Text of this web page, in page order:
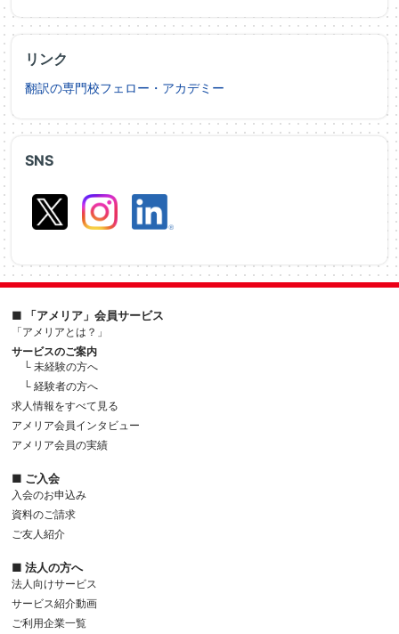
SNS
リンク
翻訳の専門校フェロー・アカデミー
■ 「アメリア」会員サービス
「アメリアとは？」
サービスのご案内
└ 未経験の方へ
└ 経験者の方へ
求人情報をすべて見る
アメリア会員インタビュー
アメリア会員の実績
■ ご入会
入会のお申込み
資料のご請求
ご友人紹介
■ 法人の方へ
法人向けサービス
サービス紹介動画
ご利用企業一覧